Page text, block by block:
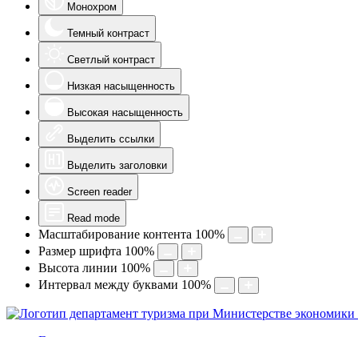
Монохром
Темный контраст
Светлый контраст
Низкая насыщенность
Высокая насыщенность
Выделить ссылки
Выделить заголовки
Screen reader
Read mode
Масштабирование контента 100%
Размер шрифта 100%
Высота линии 100%
Интервал между буквами 100%